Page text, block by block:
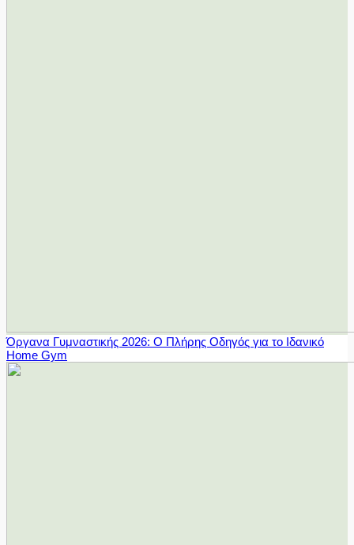
Όργανα Γυμναστικής 2026: Ο Πλήρης Οδηγός για το Ιδανικό
Home Gym